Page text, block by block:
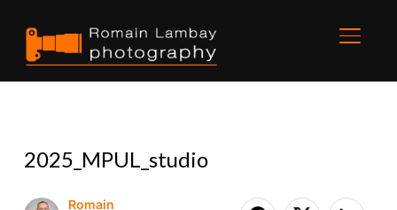
2025_MPUL_studio
Romain